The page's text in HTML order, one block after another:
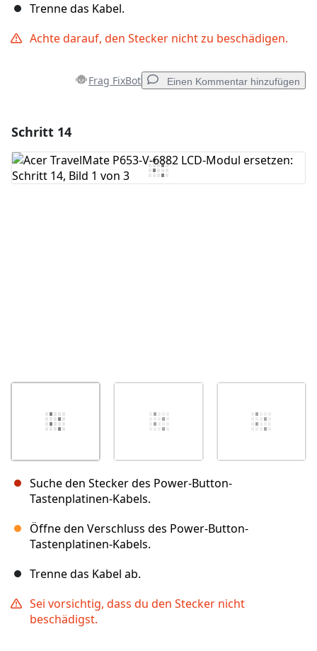
Trenne das Kabel.
Achte darauf, den Stecker nicht zu beschädigen.
Frag FixBot Einen Kommentar hinzufügen
Kommentar hinzufügen
Schritt 14
Suche den Stecker des Power-Button-
Tastenplatinen-Kabels.
Öffne den Verschluss des Power-Button-
Tastenplatinen-Kabels.
Trenne das Kabel ab.
Sei vorsichtig, dass du den Stecker nicht
beschädigst.